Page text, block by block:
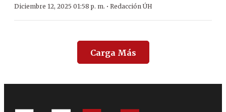
Diciembre 12, 2025 01:58 p. m. · Redacción ÚH
Carga Más